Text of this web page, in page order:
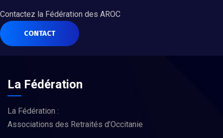
Contactez la Fédération des AROC
CONTACT
La Fédération
La Fédération :
Associations des Retraités d’Occitanie